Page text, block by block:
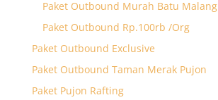
Paket Outbound Murah Batu Malang
Paket Outbound Rp.100rb /Org
Paket Outbound Exclusive
Paket Outbound Taman Merak Pujon
Paket Pujon Rafting